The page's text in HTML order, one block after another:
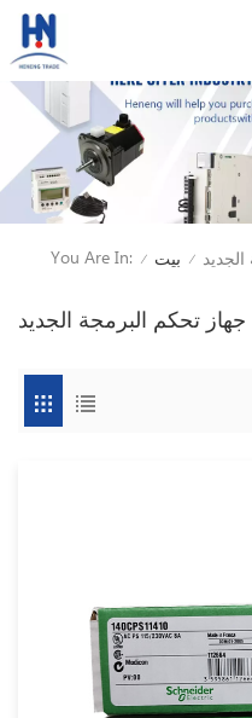
You Are In: / بيت /